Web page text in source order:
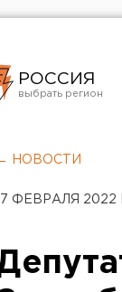
РОССИЯ
Челябинск
НОВОСТИ
17 ФЕВРАЛЯ 2022 В